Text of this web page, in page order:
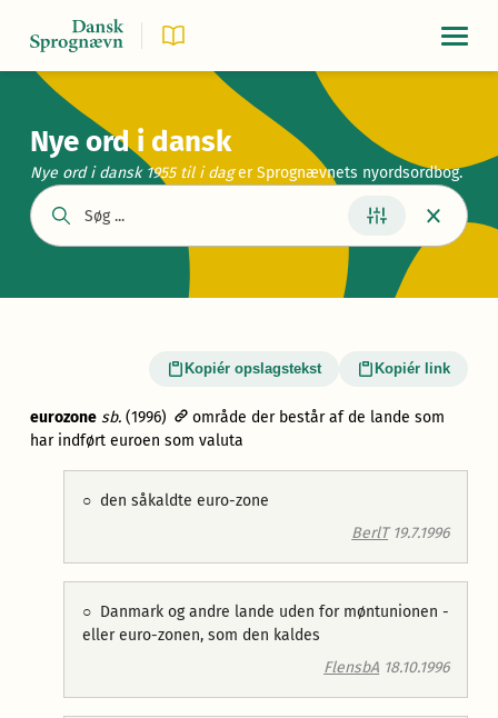
Nye ord i dansk
Nye ord i dansk 1955 til i dager Sprognævnets nyordsordbog.
Kopiér opslagstekst Kopiér link
eurozone sb.(1996)
område der består af de lande som
har indført euroen som valuta
○ den såkaldte euro-zone
BerlT19.7.1996
○ Danmark og andre lande uden for møntunionen -
eller euro-zonen, som den kaldes
FlensbA 18.10.1996